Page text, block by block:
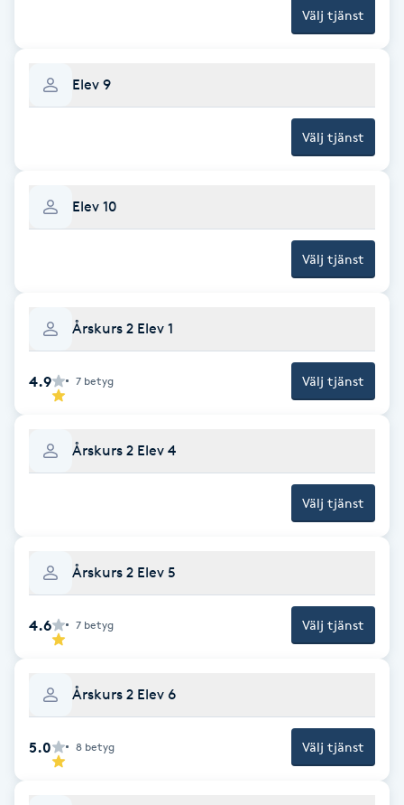
Friskvård
Friskvårdsmassage
Funktionsanalys
Färgning
Föning
Gelenaglar
Gellack
Gellack med förstärkning
Gravidmassage
Gravidyoga
Välj tjänst
Elev 9
Välj tjänst
Elev 10
Välj tjänst
Årskurs 2 Elev 1
4.9 7 betyg Välj tjänst
Årskurs 2 Elev 4
Välj tjänst
Årskurs 2 Elev 5
4.6 7 betyg Välj tjänst
Årskurs 2 Elev 6
5.0 8 betyg Välj tjänst